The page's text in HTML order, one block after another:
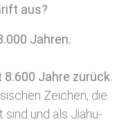
aus?
Jahren.
Jahre zurück
Zeichen, die
sind und als Jiahu-